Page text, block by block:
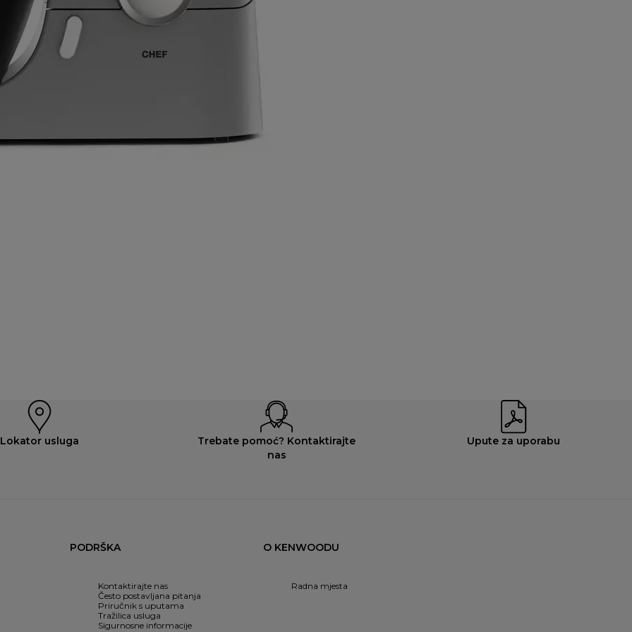
Lokator usluga
Trebate pomoć? Kontaktirajte
nas
Upute za uporabu
PODRŠKA
Kontaktirajte nas
Često postavljana pitanja
Priručnik s uputama
Tražilica usluga
Sigurnosne informacije
O KENWOODU
Radna mjesta